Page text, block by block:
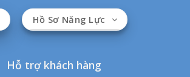
toán